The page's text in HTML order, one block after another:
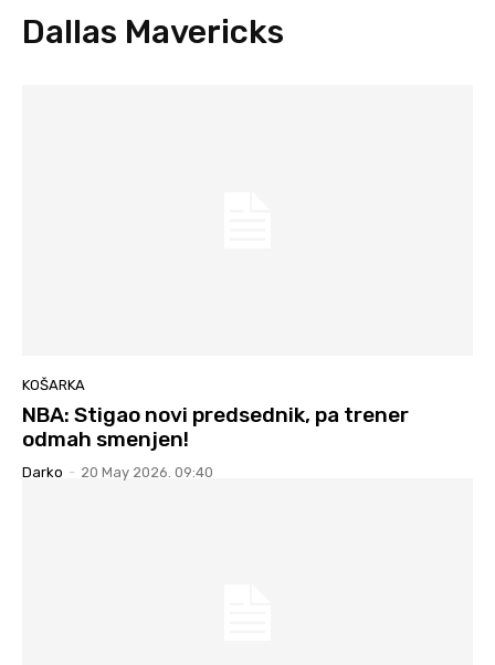
Dallas Mavericks
KOŠARKA
NBA: Stigao novi predsednik, pa trener
odmah smenjen!
Darko - 20 May 2026. 09:40